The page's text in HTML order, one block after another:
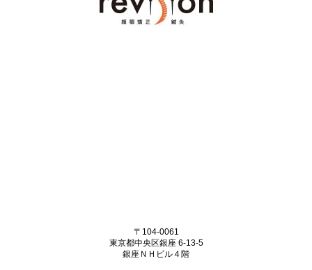
〒104-0061
東京都中央区銀座 6-13-5
銀座ＮＨビル４階